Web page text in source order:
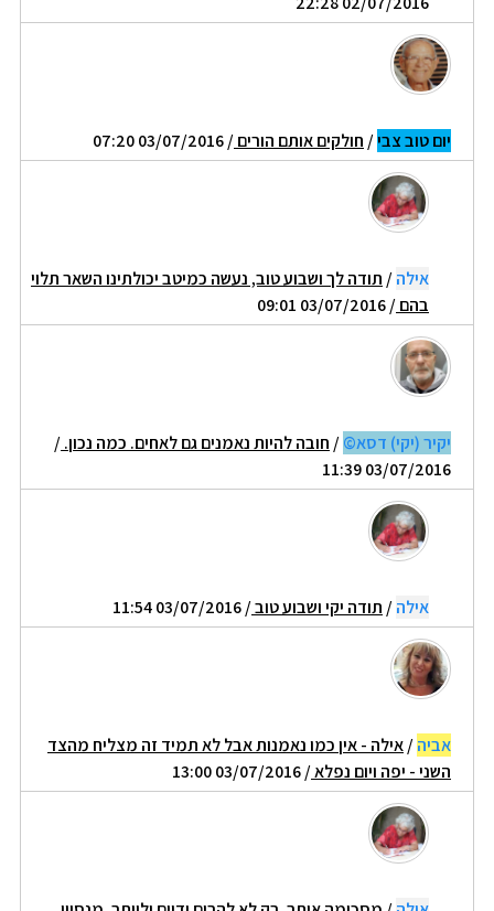
יום טוב צבי/ חולקים אותם הורים/ 03/07/2016 07:20
אילה/ תודה לך ושבוע טוב, נעשה כמיטב יכולתינו השאר תלוי
בהם/ 03/07/2016 09:01
יקיר (יקי) דסא©/ חובה להיות נאמנים גם לאחים. כמה נכון./
03/07/2016 11:39
אילה/ תודה יקי ושבוע טוב/ 03/07/2016 11:54
אביה/אילה - אין כמו נאמנות אבל לא תמיד זה מצליח מהצד
השני - יפה ויום נפלא/ 03/07/2016 13:00